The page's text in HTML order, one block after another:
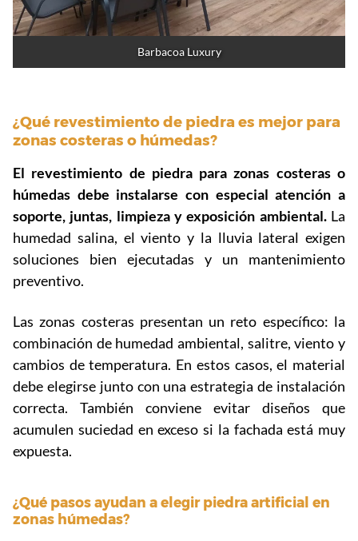
Barbacoa Luxury
¿Qué revestimiento de piedra es mejor para
zonas costeras o húmedas?
El revestimiento de piedra para zonas costeras o
húmedas debe instalarse con especial atención a
soporte, juntas, limpieza y exposición ambiental.La
humedad salina, el viento y la lluvia lateral exigen
soluciones bien ejecutadas y un mantenimiento
preventivo.
Las zonas costeras presentan un reto específico: la
combinación de humedad ambiental, salitre, viento y
cambios de temperatura. En estos casos, el material
debe elegirse junto con una estrategia de instalación
correcta. También conviene evitar diseños que
acumulen suciedad en exceso si la fachada está muy
expuesta.
¿Qué pasos ayudan a elegir piedra artificial en
zonas húmedas?